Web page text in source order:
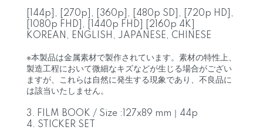
[144p], [270p], [360p], [480p SD], [720p HD],
[1080p FHD], [1440p FHD] [2160p 4K]
KOREAN, ENGLISH, JAPANESE, CHINESE
※本製品は金属素材で製作されています。素材の特性上、
製造工程において微細なキズなどが生じる場合がござい
ますが、これらは自然に発生する現象であり、不良品に
は該当いたしません。
3. FILM BOOK / Size :127x89 mm｜44p
4. STICKER SET